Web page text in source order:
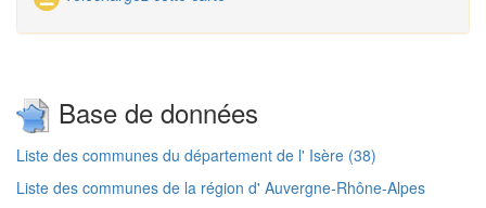
Base de données
Liste des communes du département de l' Isère (38)
Liste des communes de la région d' Auvergne-Rhône-Alpes